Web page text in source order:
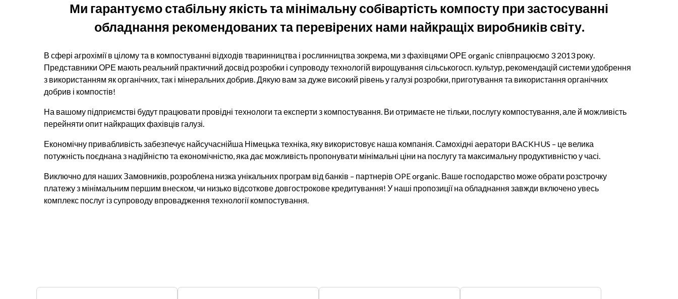
Ми гарантуємо стабільну якість та мінімальну собівартість компосту при застосуванні
обладнання рекомендованих та перевірених нами найкращіх виробників світу.
В сфері агрохімії в цілому та в компостуванні відходів тваринництва і рослинництва зокрема, ми з фахівцями ОРЕ organic співпрацюємо 3 2013 року.
Представники ОРЕ мають реальний практичний досвід розробки і супроводу технологій вирощування сільськогосп. культур, рекомендацій системи удобрення
з використанням як органічних, так і мінеральних добрив. Дякую вам за дуже високий рівень у галузі розробки, приготування та використання органічних
добрив і компостів!
На вашому підприємстві будут працювати провідні технологи та експерти з компостування. Ви отримаєте не тільки, послугу компостування, але й можливість
перейняти опит найкращих фахівців галузі.
Економічну привабливість забезпечує найсучаснійша Німецька техніка, яку використовує наша компанія. Самохідні аератори BACKHUS – це велика
потужність поєднана з надійністю та економічністю, яка дає можливість пропонувати мінімальні ціни на послугу та максимальну продуктивністю у часі.
Виключно для наших Замовників, розроблена низка унікальних програм від банків – партнерів OPE organic. Ваше господарство може обрати розстрочку
платежу з мінімальним першим внеском, чи низько відсоткове довгострокове кредитування! У наші пропозиції на обладнання завжди включено увесь
комплекс послуг із супроводу впровадження технології компостування.